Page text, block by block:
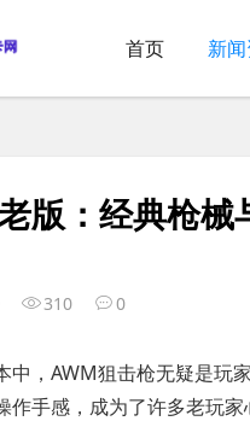
首页 新
版：经典枪
310 0
中，AWM狙击枪无疑是玩
作手感，成为了许多老玩